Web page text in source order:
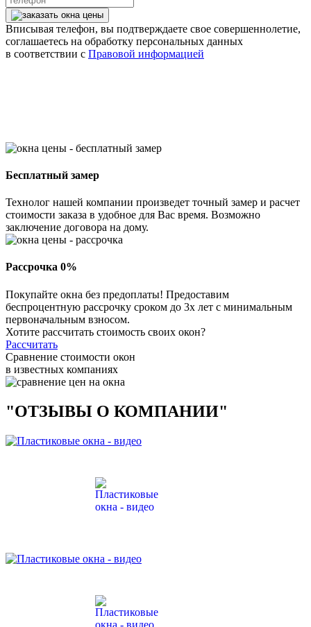
Вписывая телефон, вы подтверждаете свое совершеннолетие,
соглашаетесь на обработку персональных данных
в соответствии с Правовой информацией
Бесплатный замер
Технолог нашей компании произведет точный замер и расчет
стоимости заказа в удобное для Вас время. Возможно
заключение договора на дому.
Рассрочка 0%
Покупайте окна без предоплаты! Предоставим
беспроцентную рассрочку сроком до 3х лет с минимальным
первоначальным взносом.
Хотите рассчитать стоимость своих окон?
Рассчитать
Сравнение стоимости окон
в известных компаниях
"ОТЗЫВЫ О КОМПАНИИ"